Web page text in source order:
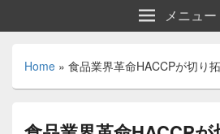
メニュー
Home » 食品業界革命HACCPが切り